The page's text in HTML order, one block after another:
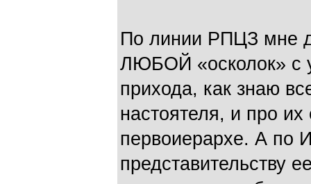
По линии РПЦЗ мне
ЛЮБОЙ «осколок» с
прихода, как знаю
настоятеля, и про
первоиерархе. А по
представительству